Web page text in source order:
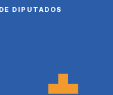
DIPUTADOS